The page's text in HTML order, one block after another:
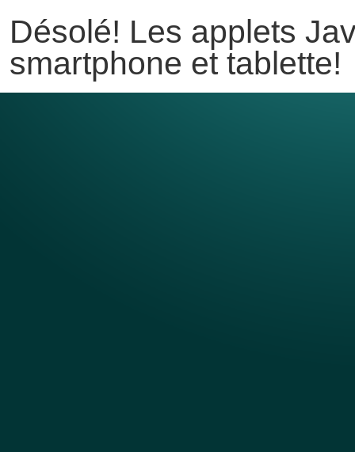
Désolé! Les applets
smartphone et tablette!